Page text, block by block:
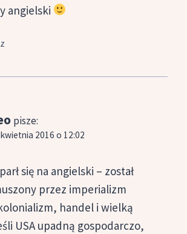
angielski
pisze:
2016 o 12:02
się na angielski – został
przez imperializm
handel i wielką
USA upadną gospodarczo,